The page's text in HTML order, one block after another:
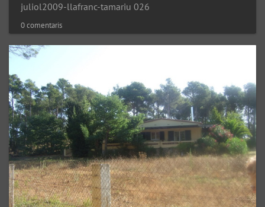
juliol2009-llafranc-tamariu 026
0 comentaris